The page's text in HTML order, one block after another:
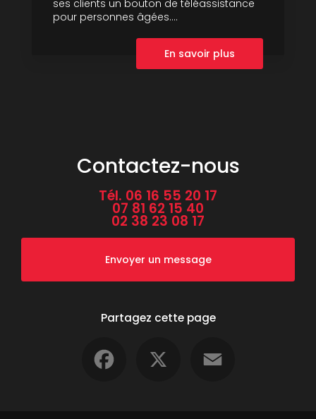
ses clients un bouton de téléassistance
pour personnes âgées....
En savoir plus
Contactez-nous
Tél. 06 16 55 20 17
07 81 62 15 40
02 38 23 08 17
Envoyer un message
Partagez cette page